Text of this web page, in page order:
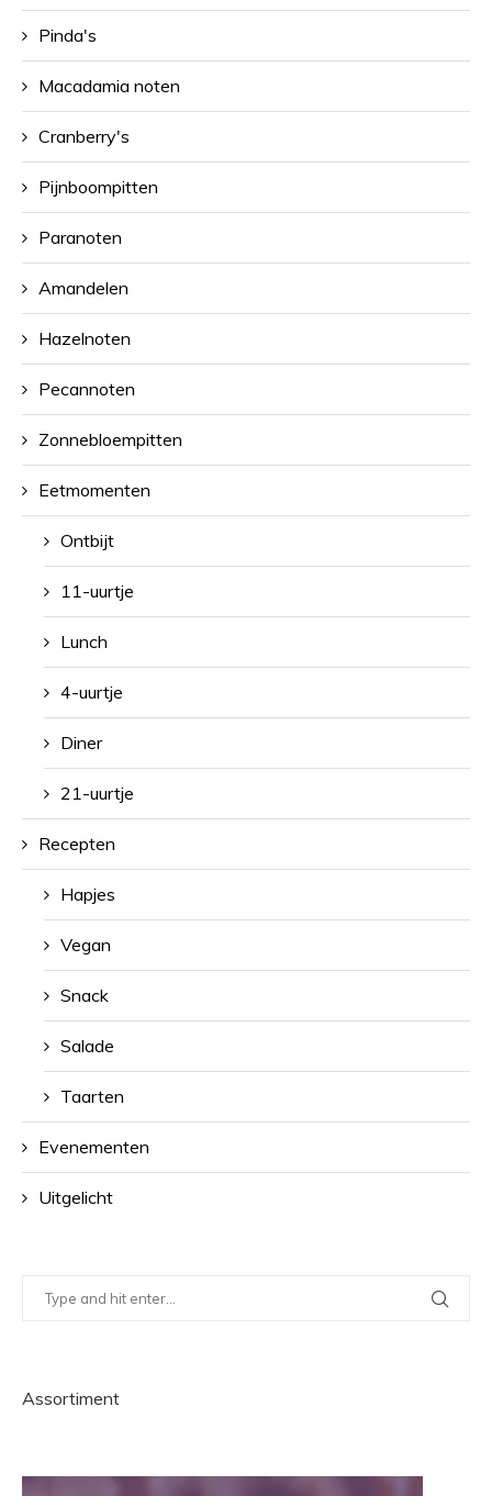
Pinda's
Macadamia noten
Cranberry's
Pijnboompitten
Paranoten
Amandelen
Hazelnoten
Pecannoten
Zonnebloempitten
Eetmomenten
Ontbijt
11-uurtje
Lunch
4-uurtje
Diner
21-uurtje
Recepten
Hapjes
Vegan
Snack
Salade
Taarten
Evenementen
Uitgelicht
Assortiment